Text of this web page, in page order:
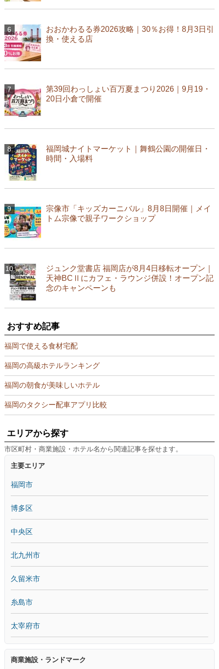
おおかわるる券2026攻略｜30％お得！8月3日引
換・使える店
第39回わっしょい百万夏まつり2026｜9月19・
20日小倉で開催
福岡城ナイトマーケット｜舞鶴公園の開催日・
時間・入場料
宗像市「キッズカーニバル」8月8日開催｜メイ
トム宗像で親子ワークショップ
ジュンク堂書店 福岡店が8月4日移転オープン｜
天神BCⅡにカフェ・ラウンジ併設！オープン記
念のキャンペーンも
おすすめ記事
福岡で使える食材宅配
福岡の高級ホテルランキング
福岡の朝食が美味しいホテル
福岡のタクシー配車アプリ比較
エリアから探す
市区町村・商業施設・ホテル名から関連記事を探せます。
主要エリア
福岡市
博多区
中央区
北九州市
久留米市
糸島市
太宰府市
商業施設・ランドマーク